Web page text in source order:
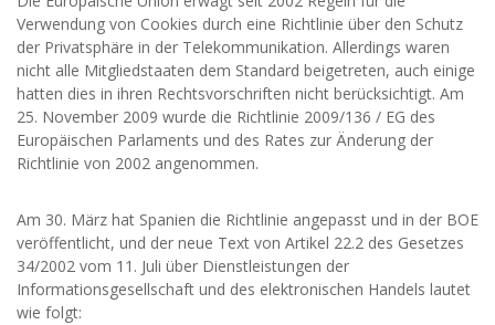
Verwendung von Cookies durch eine Richtlinie über den Schutz
der Privatsphäre in der Telekommunikation. Allerdings waren
nicht alle Mitgliedstaaten dem Standard beigetreten, auch einige
hatten dies in ihren Rechtsvorschriften nicht berücksichtigt. Am
25. November 2009 wurde die Richtlinie 2009/136 / EG des
Europäischen Parlaments und des Rates zur Änderung der
Richtlinie von 2002 angenommen.
Am 30. März hat Spanien die Richtlinie angepasst und in der BOE
veröffentlicht, und der neue Text von Artikel 22.2 des Gesetzes
34/2002 vom 11. Juli über Dienstleistungen der
Informationsgesellschaft und des elektronischen Handels lautet
wie folgt: